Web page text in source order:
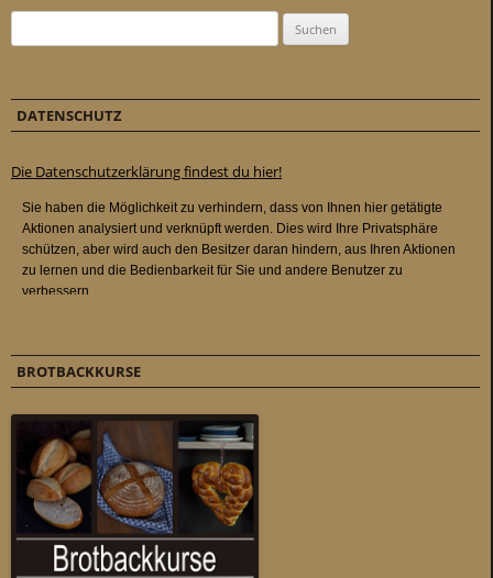
DATENSCHUTZ
Die Datenschutzerklärung findest du hier!
BROTBACKKURSE